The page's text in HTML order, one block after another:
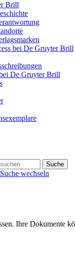
Brill
bei De Gruyter Brill
De Gruyter Brill
Suche
wechseln
Ihre Dokumente